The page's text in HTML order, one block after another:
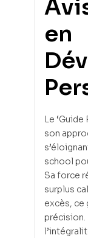
en
Le
son
school
Sa force
surplus
excès, ce